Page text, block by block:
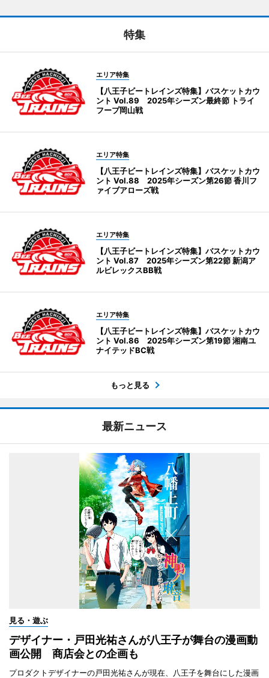
特集
エリア特集
【八王子ビートレインズ特集】バスケットカウ
ント Vol.89 2025年シーズン最終節 トライ
フープ岡山戦
エリア特集
【八王子ビートレインズ特集】バスケットカウ
ント Vol.88 2025年シーズン第26節 香川フ
ァイブアローズ戦
エリア特集
【八王子ビートレインズ特集】バスケットカウ
ント Vol.87 2025年シーズン第22節 新潟ア
ルビレックスBB戦
エリア特集
【八王子ビートレインズ特集】バスケットカウ
ント Vol.86 2025年シーズン第19節 湘南ユ
ナイテッドBC戦
もっと見る
最新ニュース
見る・遊ぶ
デザイナー・戸田光祐さんが八王子が舞台の漫画動
画公開 商店会との企画も
プロダクトデザイナーの戸田光祐さんが現在、八王子を舞台にした漫画